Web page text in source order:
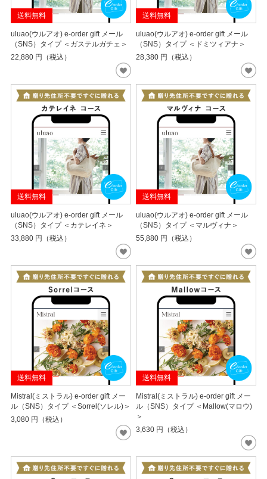
送料無料
uluao(ウルアオ) e-order gift メール
（SNS）タイプ ＜ガステルガチェ＞
22,880 円（税込）
送料無料
uluao(ウルアオ) e-order gift メール
（SNS）タイプ ＜ドミツィアナ＞
28,380 円（税込）
送料無料
uluao(ウルアオ) e-order gift メール
（SNS）タイプ ＜カテレイネ＞
33,880 円（税込）
送料無料
uluao(ウルアオ) e-order gift メール
（SNS）タイプ ＜マルヴィナ＞
55,880 円（税込）
送料無料
Mistral(ミストラル) e-order gift メー
ル（SNS）タイプ ＜Sorrel(ソレル)＞
3,080 円（税込）
送料無料
Mistral(ミストラル) e-order gift メー
ル（SNS）タイプ ＜Mallow(マロウ)
＞
3,630 円（税込）